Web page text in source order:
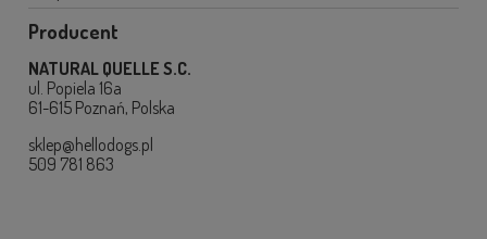
Producent
NATURAL QUELLE S.C.
ul. Popiela 16a
61-615 Poznań, Polska
sklep@hellodogs.pl
509 781 863